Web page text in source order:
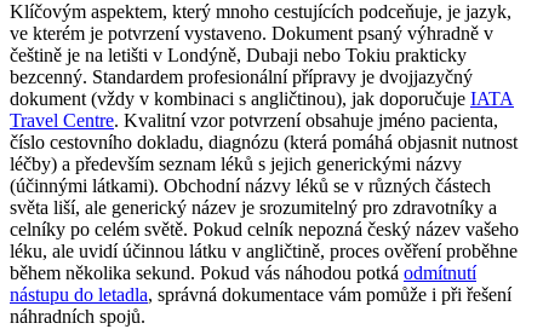
Klíčovým aspektem, který mnoho cestujících podceňuje, je jazyk,
ve kterém je potvrzení vystaveno. Dokument psaný výhradně v
češtině je na letišti v Londýně, Dubaji nebo Tokiu prakticky
bezcenný. Standardem profesionální přípravy je dvojjazyčný
dokument (vždy v kombinaci s angličtinou), jak doporučuje IATA
Travel Centre. Kvalitní vzor potvrzení obsahuje jméno pacienta,
číslo cestovního dokladu, diagnózu (která pomáhá objasnit nutnost
léčby) a především seznam léků s jejich generickými názvy
(účinnými látkami). Obchodní názvy léků se v různých částech
světa liší, ale generický název je srozumitelný pro zdravotníky a
celníky po celém světě. Pokud celník nepozná český název vašeho
léku, ale uvidí účinnou látku v angličtině, proces ověření proběhne
během několika sekund. Pokud vás náhodou potká odmítnutí
nástupu do letadla, správná dokumentace vám pomůže i při řešení
náhradních spojů.